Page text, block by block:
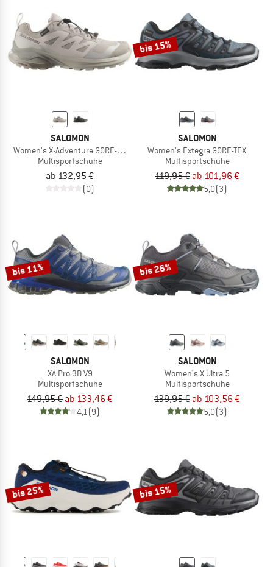
SALOMON
Women's X-Adventure GORE-TEX
Multisportschuhe
ab 132,95 €
(0)
bis 15%
SALOMON
Women's Extegra GORE-TEX
Multisportschuhe
119,95 € ab 101,96 €
5,0(3)
bis 11%
SALOMON
XA Pro 3D V9
Multisportschuhe
149,95 € ab 133,46 €
4,1 (9)
bis 26%
SALOMON
Women's X Ultra 5
Multisportschuhe
139,95 € ab 103,56 €
5,0(3)
bis 25% bis 15%